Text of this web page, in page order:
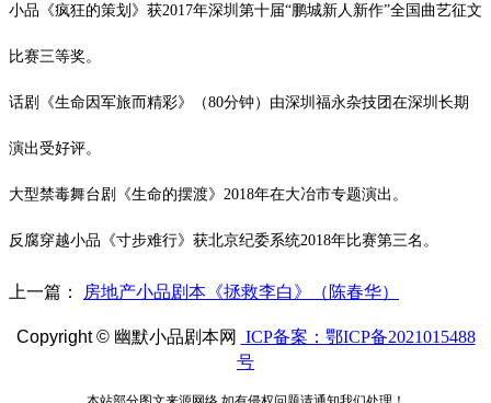
小品《疯狂的策划》获2017年深圳第十届“鹏城新人新作”全国曲艺征文
比赛三等奖。
话剧《生命因军旅而精彩》（80分钟）由深圳福永杂技团在深圳长期
演出受好评。
大型禁毒舞台剧《生命的摆渡》2018年在大冶市专题演出。
反腐穿越小品《寸步难行》获北京纪委系统2018年比赛第三名。
上一篇： 房地产小品剧本《拯救李白》（陈春华）
Copyright © 幽默小品剧本网
ICP备案：鄂ICP备2021015488
号